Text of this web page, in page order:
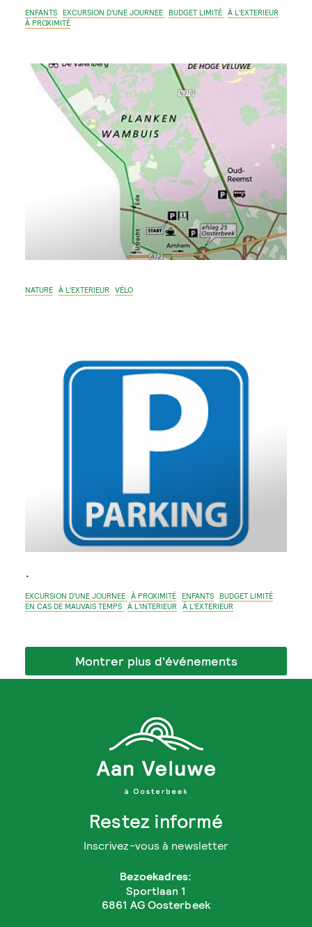
ENFANTS EXCURSION D'UNE JOURNEE BUDGET LIMITÉ À L'EXTERIEUR
À PROXIMITÉ
NATURE À L'EXTERIEUR VÉLO
.
EXCURSION D'UNE JOURNEE À PROXIMITÉ ENFANTS
BUDGET LIMITÉ
EN CAS DE MAUVAIS TEMPS À L'INTERIEUR À L'EXTERIEUR
Montrer plus d'événements
Restez informé
Inscrivez-vous à newsletter
Bezoekadres:
Sportlaan 1
6861 AG Oosterbeek